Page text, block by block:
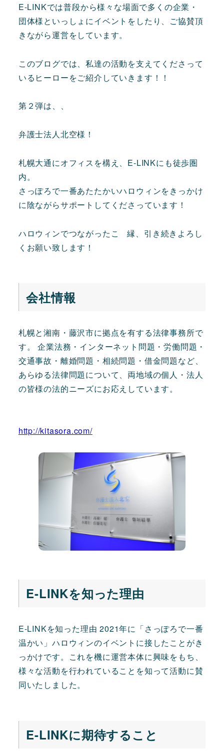
E-LINKでは普段から様々な場面で多くの企業・
団体様といっしょにイベントをしたり、ご協賛頂
きながら運営をしています。
このブログでは、私達の活動を支えてくださって
いるヒーローをご紹介していきます！！
第２弾は、、
弁護士法人北空様！
札幌大通にオフィスを構え、E-LINKにも徒歩圏
内。
さっぽろで一番あたたかいハロウィンをきっかけ
に陰ながらサポートしてくださっています！
ハロウィンでつながったこ゚縁、引き続きよろし
くお願い致します！
会社情報
札幌と湘南・藤沢市に拠点を有する法律事務所で
す。 企業法務・インターネット問題・労働問題・
交通事故・離婚問題・相続問題・借金問題など、
あらゆる法律問題について、両地域の個人・法人
の皆様の法的ニーズにお応えしています。
http://kitasora.com/
E-LINKを知った理由
E-LINKを知った理由 2021年に「さっぽろで一番
温かい」ハロウィンのイベントに接したことがき
っかけです。これを機に運営本体に興味をもち、
様々な活動を行われていることを知って活動に賛
同いたしました。
E-LINKに期待すること